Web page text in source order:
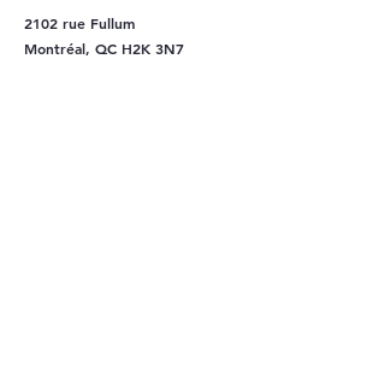
2102 rue Fullum
Montréal, QC H2K 3N7